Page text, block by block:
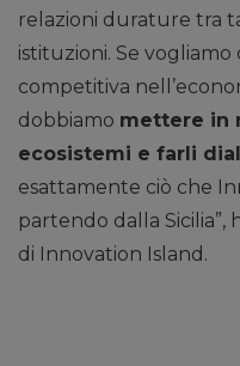
relazioni durature tra
istituzioni. Se vogliamo
competitiva
dobbiamo mettere in
ecosistemi e farli
esattamente ciò che
partendo dalla Sicilia”,
di Innovation Island.